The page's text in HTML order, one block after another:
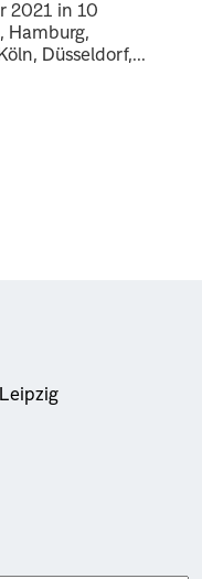
2021 in 10
Hamburg,
Düsseldorf,...